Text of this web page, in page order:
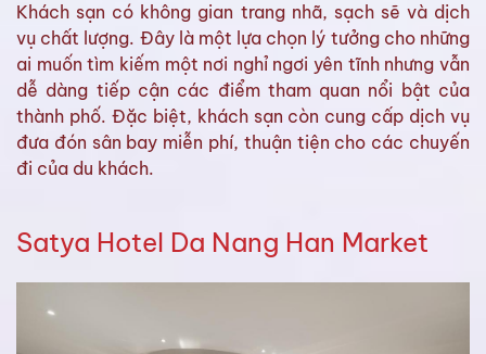
Khách sạn có không gian trang nhã, sạch sẽ và dịch
vụ chất lượng. Đây là một lựa chọn lý tưởng cho những
ai muốn tìm kiếm một nơi nghỉ ngơi yên tĩnh nhưng vẫn
dễ dàng tiếp cận các điểm tham quan nổi bật của
thành phố. Đặc biệt, khách sạn còn cung cấp dịch vụ
đưa đón sân bay miễn phí, thuận tiện cho các chuyến
đi của du khách.
Satya Hotel Da Nang Han Market